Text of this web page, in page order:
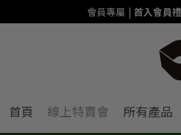
會員專屬 | 首入會員
首頁 線上特賣會 所有產品